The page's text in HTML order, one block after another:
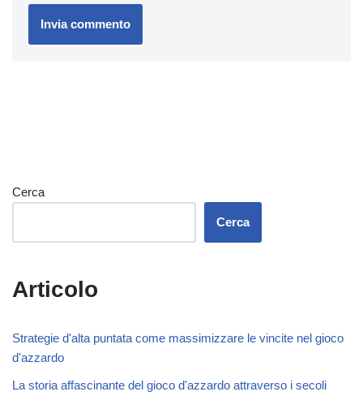
Cerca
Cerca
Articolo
Strategie d'alta puntata come massimizzare le vincite nel gioco
d'azzardo
La storia affascinante del gioco d'azzardo attraverso i secoli